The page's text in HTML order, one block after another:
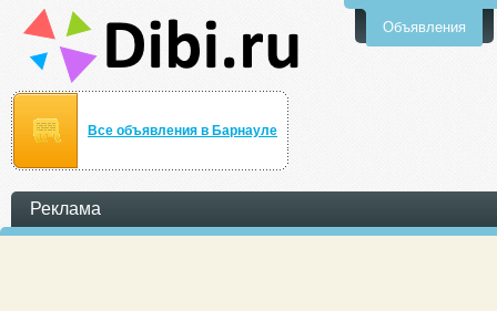
Объявления
Все объявления в Барнауле
Реклама